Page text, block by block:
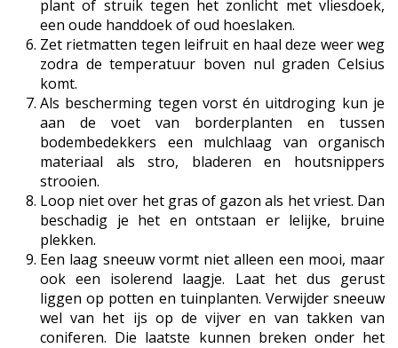
plant of struik tegen het zonlicht met vliesdoek,
een oude handdoek of oud hoeslaken.
Zet rietmatten tegen leifruit en haal deze weer weg
zodra de temperatuur boven nul graden Celsius
komt.
Als bescherming tegen vorst én uitdroging kun je
aan de voet van borderplanten en tussen
bodembedekkers een mulchlaag van organisch
materiaal als stro, bladeren en houtsnippers
strooien.
Loop niet over het gras of gazon als het vriest. Dan
beschadig je het en ontstaan er lelijke, bruine
plekken.
Een laag sneeuw vormt niet alleen een mooi, maar
ook een isolerend laagje. Laat het dus gerust
liggen op potten en tuinplanten. Verwijder sneeuw
wel van het ijs op de vijver en van takken van
coniferen. Die laatste kunnen breken onder het